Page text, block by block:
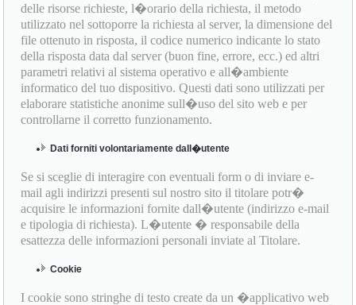
delle risorse richieste, l�orario della richiesta, il metodo
utilizzato nel sottoporre la richiesta al server, la dimensione del
file ottenuto in risposta, il codice numerico indicante lo stato
della risposta data dal server (buon fine, errore, ecc.) ed altri
parametri relativi al sistema operativo e all�ambiente
informatico del tuo dispositivo. Questi dati sono utilizzati per
elaborare statistiche anonime sull�uso del sito web e per
controllarne il corretto funzionamento.
Dati forniti volontariamente dall�utente
Se si sceglie di interagire con eventuali form o di inviare e-
mail agli indirizzi presenti sul nostro sito il titolare potr�
acquisire le informazioni fornite dall�utente (indirizzo e-mail
e tipologia di richiesta). L�utente � responsabile della
esattezza delle informazioni personali inviate al Titolare.
Cookie
I cookie sono stringhe di testo create da un �applicativo web